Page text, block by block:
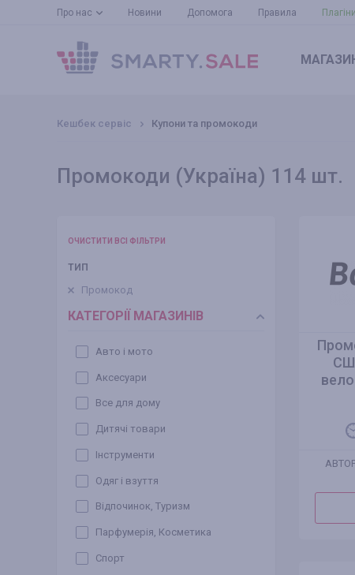
Про нас Новини Допомога Правила Плагіни
Кешбек сервіс Купони та промокоди
Промокоди (Україна) 114 шт.
ОЧИСТИТИ ВСІ ФІЛЬТРИ
ТИП
Промокод
КАТЕГОРІЇ МАГАЗИНІВ
Авто і мото
Аксесуари
Все для дому
Дитячі товари
Інструменти
Одяг і взуття
Відпочинок, Туризм
Парфумерія, Косметика
Спорт